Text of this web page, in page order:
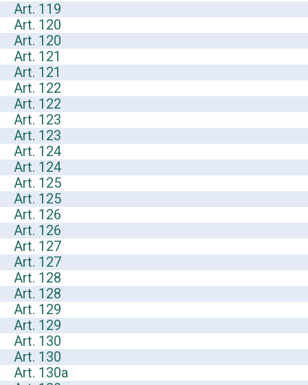
Art. 119
Art. 120
Art. 120
Art. 121
Art. 121
Art. 122
Art. 122
Art. 123
Art. 123
Art. 124
Art. 124
Art. 125
Art. 125
Art. 126
Art. 126
Art. 127
Art. 127
Art. 128
Art. 128
Art. 129
Art. 129
Art. 130
Art. 130
Art. 130a